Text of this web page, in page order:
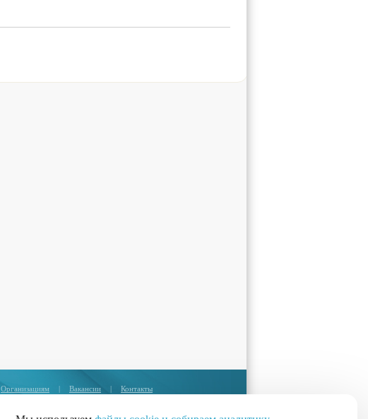
Организациям | Вакансии | Контакты